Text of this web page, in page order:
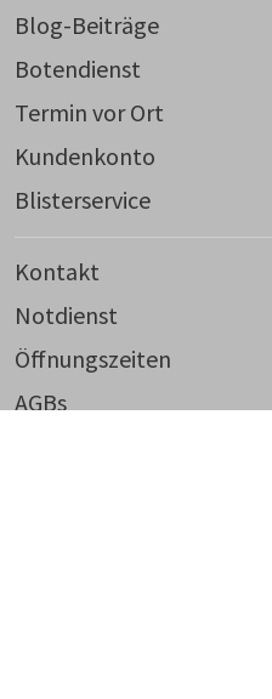
Blog-Beiträge
Botendienst
Termin vor Ort
Kundenkonto
Blisterservice
Kontakt
Notdienst
Öffnungszeiten
AGBs